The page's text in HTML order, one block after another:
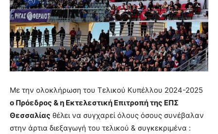
Με την ολοκλήρωση του Τελικού Κυπέλλου 2024-2025
ο Πρόεδρος & η Εκτελεστική Επιτροπή της ΕΠΣ
Θεσσαλίας θέλει να συγχαρεί όλους όσους συνέβαλαν
στην άρτια διεξαγωγή του τελικού & συγκεκριμένα :